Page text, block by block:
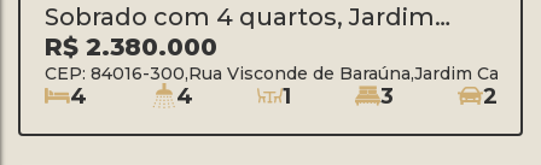
Sobrado com 4 quartos, Jardim
Carvalho - Ponta Grossa
R$2.380.000
CEP: 84016-300,Rua Visconde de Baraúna,Jardim
4 4 1 3 2